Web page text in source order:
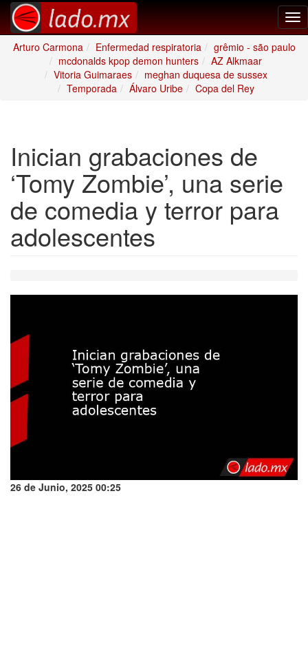
Arturo Carmona
Enfermedad respiratoria
grêmio - são paulo
mcdonalds kpop demon hunters
AZ Alkmaar
Vitoria Guimaraes
meghan duquesa de sussex
Temporada
Álvaro Uribe Copa del Rey
Inician grabaciones de
‘Tomy Zombie’, una serie
de comedia y terror para
adolescentes
26 de Junio, 2025 00:25